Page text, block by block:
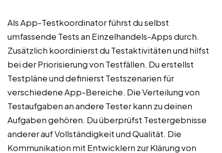
Als App-Testkoordinator führst du selbst
umfassende Tests an Einzelhandels-Apps durch.
Zusätzlich koordinierst du Testaktivitäten und hilfst
bei der Priorisierung von Testfällen. Du erstellst
Testpläne und definierst Testszenarien für
verschiedene App-Bereiche. Die Verteilung von
Testaufgaben an andere Tester kann zu deinen
Aufgaben gehören. Du überprüfst Testergebnisse
anderer auf Vollständigkeit und Qualität. Die
Kommunikation mit Entwicklern zur Klärung von